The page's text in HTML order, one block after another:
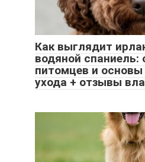
Как выглядит
водяной спаниель:
питомцев и основы
ухода + отзывы